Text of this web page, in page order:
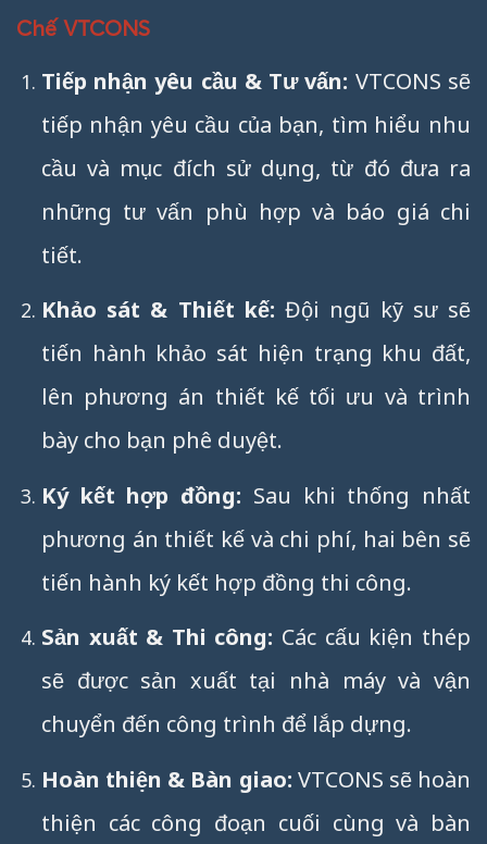
Chế VTCONS
Tiếp nhận yêu cầu & Tư vấn: VTCONS sẽ
tiếp nhận yêu cầu của bạn, tìm hiểu nhu
cầu và mục đích sử dụng, từ đó đưa ra
những tư vấn phù hợp và báo giá chi
tiết.
Khảo sát & Thiết kế: Đội ngũ kỹ sư sẽ
tiến hành khảo sát hiện trạng khu đất,
lên phương án thiết kế tối ưu và trình
bày cho bạn phê duyệt.
Ký kết hợp đồng: Sau khi thống nhất
phương án thiết kế và chi phí, hai bên sẽ
tiến hành ký kết hợp đồng thi công.
Sản xuất & Thi công: Các cấu kiện thép
sẽ được sản xuất tại nhà máy và vận
chuyển đến công trình để lắp dựng.
Hoàn thiện & Bàn giao: VTCONS sẽ hoàn
thiện các công đoạn cuối cùng và bàn